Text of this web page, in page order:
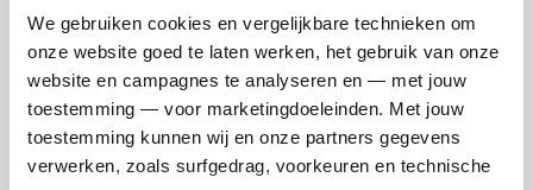
We gebruiken cookies en vergelijkbare technieken om
onze website goed te laten werken, het gebruik van onze
website en campagnes te analyseren en — met jouw
toestemming — voor marketingdoeleinden. Met jouw
toestemming kunnen wij en onze partners gegevens
verwerken, zoals surfgedrag, voorkeuren en technische
Foto’s toegevoegd